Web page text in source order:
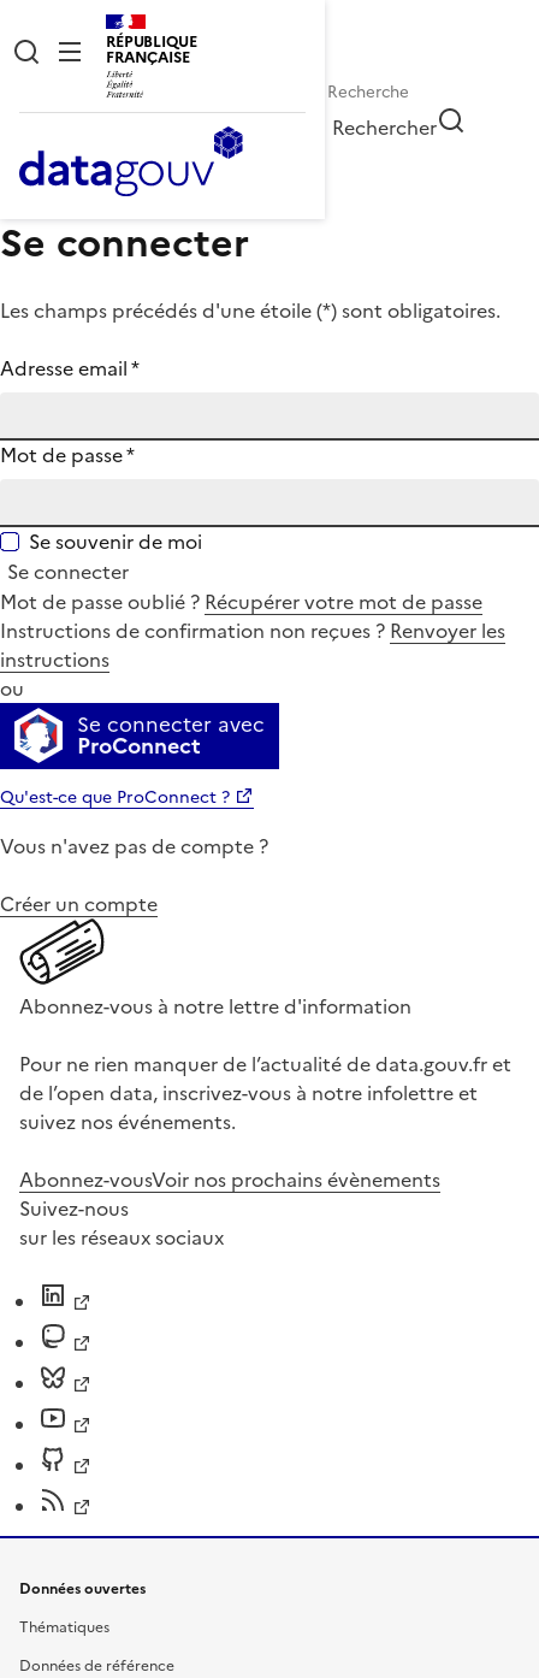
RÉPUBLIQUE
FRANÇAISE
Rechercher
Se connecter
Les champs précédés d'une étoile (*) sont obligatoires.
Adresse email*
Mot de passe*
Se souvenir de moi
Se connecter
Mot de passe oublié ? Récupérer votre mot de passe
Instructions de confirmation non reçues ? Renvoyer les
instructions
ou
Se connecter avec
ProConnect
Qu'est-ce que ProConnect ?
Vous n'avez pas de compte ?
Créer un compte
Abonnez-vous à notre lettre d'information
Pour ne rien manquer de l’actualité de data.gouv.fr et
de l’open data, inscrivez-vous à notre infolettre et
suivez nos événements.
Abonnez-vousVoir nos prochains évènements
Suivez-nous
sur les réseaux sociaux
Données ouvertes
Thématiques
Données de référence